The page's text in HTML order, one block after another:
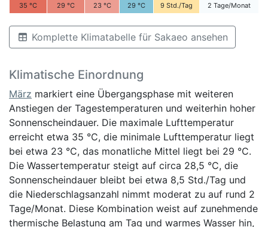
35 °C 29 °C 23 °C 29 °C 9 Std./Tag 2 Tage/Monat
Komplette Klimatabelle für Sakaeo ansehen
Klimatische Einordnung
März markiert eine Übergangsphase mit weiteren
Anstiegen der Tagestemperaturen und weiterhin hoher
Sonnenscheindauer. Die maximale Lufttemperatur
erreicht etwa 35 °C, die minimale Lufttemperatur liegt
bei etwa 23 °C, das monatliche Mittel liegt bei 29 °C.
Die Wassertemperatur steigt auf circa 28,5 °C, die
Sonnenscheindauer bleibt bei etwa 8,5 Std./Tag und
die Niederschlagsanzahl nimmt moderat zu auf rund 2
Tage/Monat. Diese Kombination weist auf zunehmende
thermische Belastung am Tag und warmes Wasser hin,